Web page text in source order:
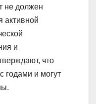
не должен
активной
и
что
годами и могут